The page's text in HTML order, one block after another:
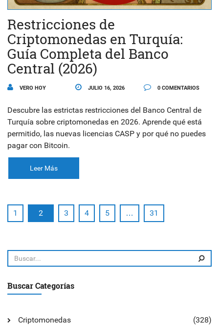
Restricciones de
Criptomonedas en Turquía:
Guía Completa del Banco
Central (2026)
VERO HOY JULIO 16, 2026 0 COMENTARIOS
Descubre las estrictas restricciones del Banco Central de
Turquía sobre criptomonedas en 2026. Aprende qué está
permitido, las nuevas licencias CASP y por qué no puedes
pagar con Bitcoin.
Leer Más
1 2 3 4 5 … 31
Buscar Categorías
Criptomonedas (328)